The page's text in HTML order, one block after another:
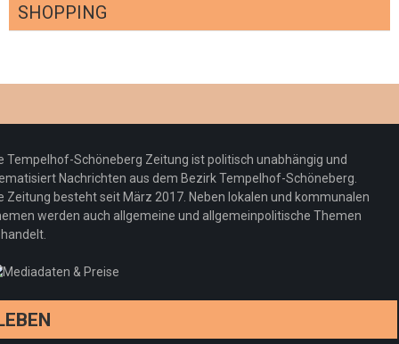
SHOPPING
Redaktion 23. Juli 2026
Pepe Jeans London mit Summer Sale und
neuer Kollektion
Redaktion 19. Juli 2026
Woher kommt der Honig? – Neue EU-
Regeln gelten 14. Juni
drei neue Specials zur Fußball-WM
Tempelhof-Schöneberg Zeitung ist politisch unabhängig und
Nachrichten aus dem Bezirk Tempelhof-Schöneberg.
Zeitung besteht seit März 2017. Neben lokalen und kommunalen
werden auch allgemeine und allgemeinpolitische Themen